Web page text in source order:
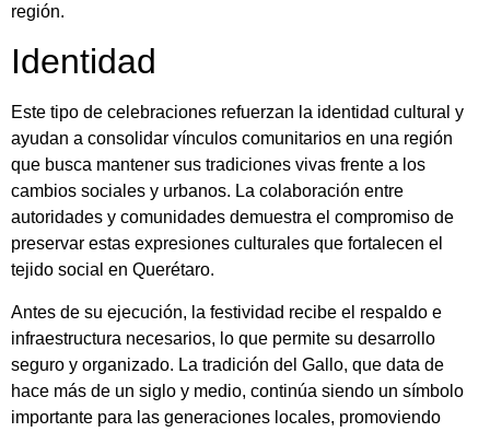
región.
Identidad
Este tipo de celebraciones refuerzan la identidad cultural y
ayudan a consolidar vínculos comunitarios en una región
que busca mantener sus tradiciones vivas frente a los
cambios sociales y urbanos. La colaboración entre
autoridades y comunidades demuestra el compromiso de
preservar estas expresiones culturales que fortalecen el
tejido social en Querétaro.
Antes de su ejecución, la festividad recibe el respaldo e
infraestructura necesarios, lo que permite su desarrollo
seguro y organizado. La tradición del Gallo, que data de
hace más de un siglo y medio, continúa siendo un símbolo
importante para las generaciones locales, promoviendo